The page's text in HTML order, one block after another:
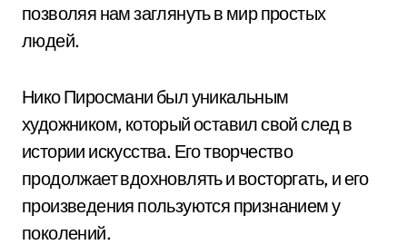
позволяя нам заглянуть в мир простых
людей.
Нико Пиросмани был уникальным
художником, который оставил свой след в
истории искусства. Его творчество
продолжает вдохновлять и восторгать, и его
произведения пользуются признанием у
поколений.